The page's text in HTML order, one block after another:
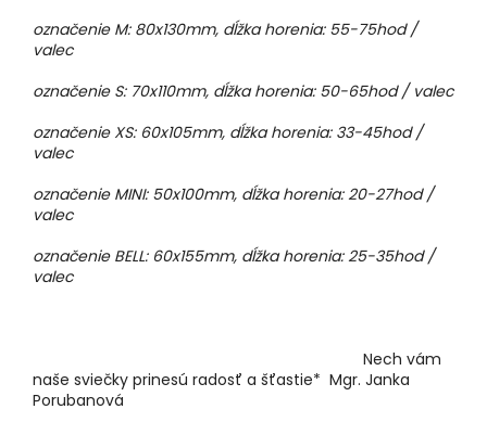
označenie M: 80x130mm, dĺžka horenia: 55-75hod /
valec
označenie S: 70x110mm, dĺžka horenia: 50-65hod / valec
označenie XS: 60x105mm, dĺžka horenia: 33-45hod /
valec
označenie MINI: 50x100mm, dĺžka horenia: 20-27hod /
valec
označenie BELL: 60x155mm, dĺžka horenia: 25-35hod /
valec
Nech vám
naše sviečky prinesú radosť a šťastie* Mgr. Janka
Porubanová